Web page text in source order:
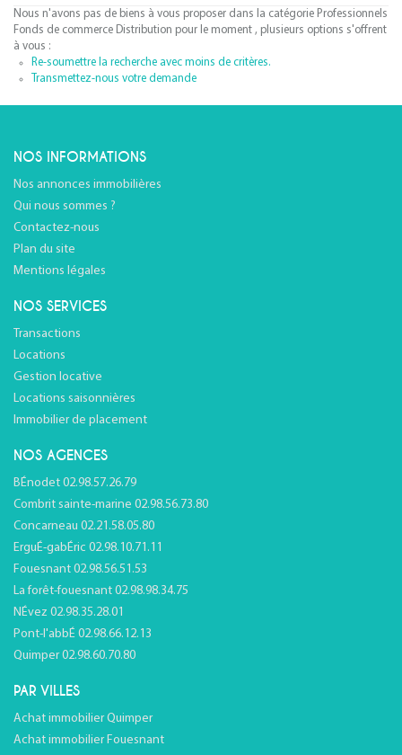
Nous n'avons pas de biens à vous proposer dans la catégorie Professionnels
Fonds de commerce Distribution pour le moment , plusieurs options s'offrent
à vous :
Re-soumettre la recherche avec moins de critères.
Transmettez-nous votre demande
NOS INFORMATIONS
Nos annonces immobilières
Qui nous sommes ?
Contactez-nous
Plan du site
Mentions légales
NOS SERVICES
Transactions
Locations
Gestion locative
Locations saisonnières
Immobilier de placement
NOS AGENCES
BÉnodet 02.98.57.26.79
Combrit sainte-marine 02.98.56.73.80
Concarneau 02.21.58.05.80
ErguÉ-gabÉric 02.98.10.71.11
Fouesnant 02.98.56.51.53
La forêt-fouesnant 02.98.98.34.75
NÉvez 02.98.35.28.01
Pont-l'abbÉ 02.98.66.12.13
Quimper 02.98.60.70.80
PAR VILLES
Achat immobilier Quimper
Achat immobilier Fouesnant